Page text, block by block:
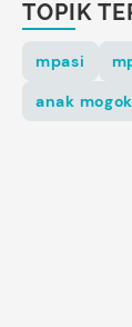
TOPIK
mpasi
anak